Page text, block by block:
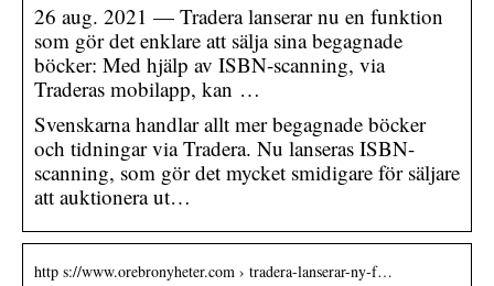
26 aug. 2021 — Tradera lanserar nu en funktion
som gör det enklare att sälja sina begagnade
böcker: Med hjälp av ISBN-scanning, via
Traderas mobilapp, kan …
Svenskarna handlar allt mer begagnade böcker
och tidningar via Tradera. Nu lanseras ISBN-
scanning, som gör det mycket smidigare för säljare
att auktionera ut…
http s://www.orebronyheter.com › tradera-lanserar-ny-f…